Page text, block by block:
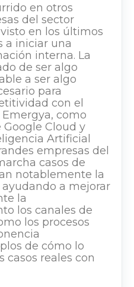
en otros
del sector
en los últimos
a iniciar una
interna. La
de ser algo
a ser algo
para
con el
como
Cloud y
Artificial
empresas del
casos de
notablemente la
a mejorar
la
los canales de
los procesos
de cómo lo
casos reales con